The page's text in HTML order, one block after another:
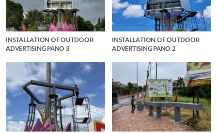
INSTALLATION OF OUTDOOR
ADVERTISING PANO 3
INSTALLATION OF OUTDOOR
ADVERTISING PANO 2